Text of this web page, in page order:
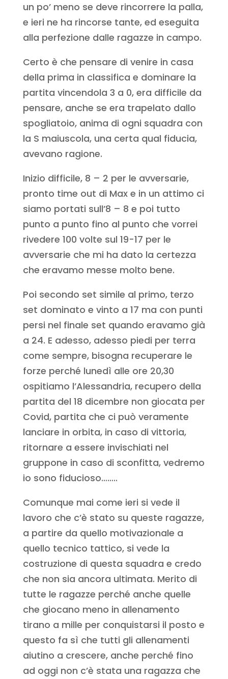
un po’ meno se deve rincorrere la palla,
e ieri ne ha rincorse tante, ed eseguita
alla perfezione dalle ragazze in campo.
Certo è che pensare di venire in casa
della prima in classifica e dominare la
partita vincendola 3 a 0, era difficile da
pensare, anche se era trapelato dallo
spogliatoio, anima di ogni squadra con
la S maiuscola, una certa qual fiducia,
avevano ragione.
Inizio difficile, 8 – 2 per le avversarie,
pronto time out di Max e in un attimo ci
siamo portati sull’8 – 8 e poi tutto
punto a punto fino al punto che vorrei
rivedere 100 volte sul 19-17 per le
avversarie che mi ha dato la certezza
che eravamo messe molto bene.
Poi secondo set simile al primo, terzo
set dominato e vinto a 17 ma con punti
persi nel finale set quando eravamo già
a 24. E adesso, adesso piedi per terra
come sempre, bisogna recuperare le
forze perché lunedì alle ore 20,30
ospitiamo l’Alessandria, recupero della
partita del 18 dicembre non giocata per
Covid, partita che ci può veramente
lanciare in orbita, in caso di vittoria,
ritornare a essere invischiati nel
gruppone in caso di sconfitta, vedremo
io sono fiducioso……..
Comunque mai come ieri si vede il
lavoro che c’è stato su queste ragazze,
a partire da quello motivazionale a
quello tecnico tattico, si vede la
costruzione di questa squadra e credo
che non sia ancora ultimata. Merito di
tutte le ragazze perché anche quelle
che giocano meno in allenamento
tirano a mille per conquistarsi il posto e
questo fa sì che tutti gli allenamenti
aiutino a crescere, anche perché fino
ad oggi non c’è stata una ragazza che